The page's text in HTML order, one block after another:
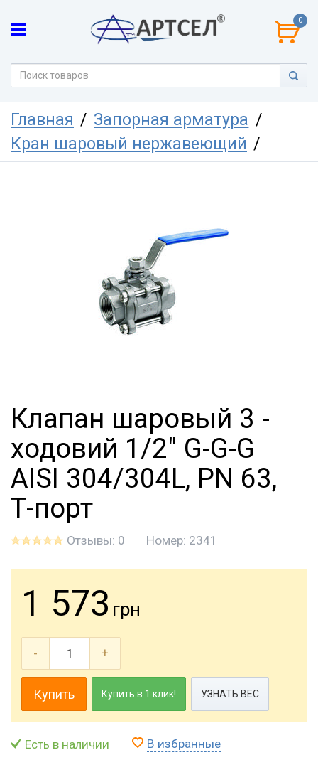
0
Главная
Запорная арматура
Кран шаровый нержавеющий
Клапан шаровый 3 -
ходовий 1/2" G-G-G
AISI 304/304L, PN 63,
Т-порт
Отзывы: 0 Номер: 2341
1 573 грн
- +
Купить Купить в 1 клик! УЗНАТЬ ВЕС
Есть в наличии В избранные